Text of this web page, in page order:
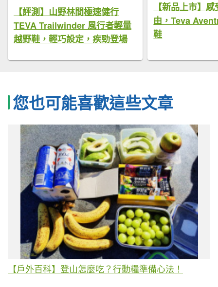
【評測】山野林間極速健行
TEVA Trailwinder 風行者輕量
越野鞋，輕巧設定，疾勁登場
【新品上市】
由，Teva
鞋
您也可能喜歡這些文章
【戶外百科】登山怎麼吃？行動糧準備心法！